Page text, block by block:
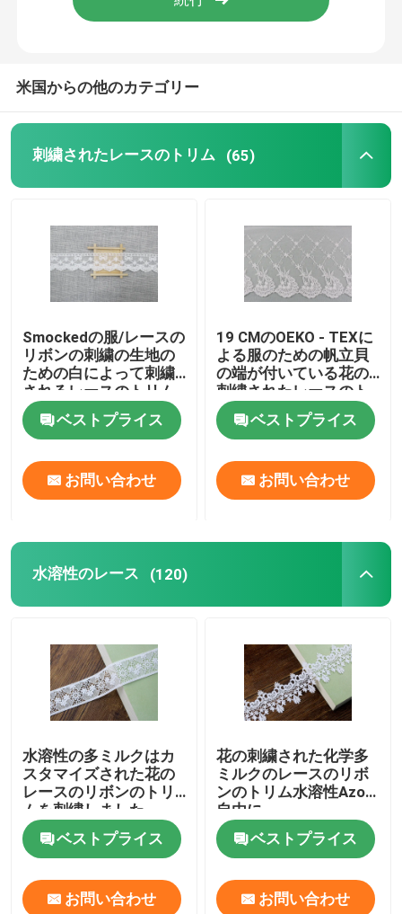
米国からの他のカテゴリー
刺繍されたレースのトリム (65)
Smockedの服/レースの
リボンの刺繍の生地の
ための白によって刺繍
されるレースのトリム
ベストプライス
お問い合わせ
19 CMのOEKO - TEXに
よる服のための帆立貝
の端が付いている花の
刺繍されたレースのト
リム
ベストプライス
お問い合わせ
水溶性のレース (120)
水溶性の多ミルクはカ
スタマイズされた花の
レースのリボンのトリ
ムを刺繍しました
ベストプライス
お問い合わせ
花の刺繍された化学多
ミルクのレースのリボ
ンのトリム水溶性Azo
自由に
ベストプライス
お問い合わせ